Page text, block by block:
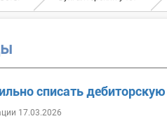
списать
17.03.2026